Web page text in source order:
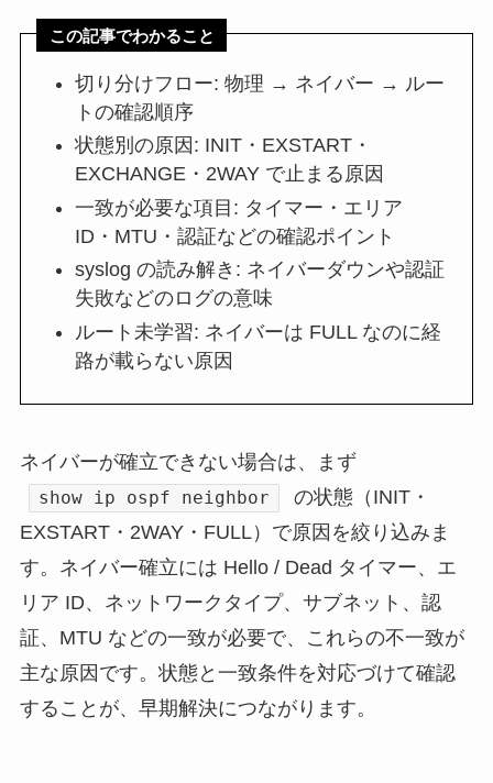
この記事でわかること
切り分けフロー: 物理 → ネイバー → ルー
トの確認順序
状態別の原因: INIT・EXSTART・
EXCHANGE・2WAY で止まる原因
一致が必要な項目: タイマー・エリア
ID・MTU・認証などの確認ポイント
syslog の読み解き: ネイバーダウンや認証
失敗などのログの意味
ルート未学習: ネイバーは FULL なのに経
路が載らない原因
ネイバーが確立できない場合は、まず
show ip ospf neighbor
の状態（INIT・
EXSTART・2WAY・FULL）で原因を絞り込みま
す。ネイバー確立には Hello / Dead タイマー、エ
リア ID、ネットワークタイプ、サブネット、認
証、MTU などの一致が必要で、これらの不一致が
主な原因です。状態と一致条件を対応づけて確認
することが、早期解決につながります。